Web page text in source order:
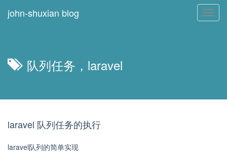
john-shuxian blog
队列任务，laravel
laravel 队列任务的执行
laravel队列的简单实现